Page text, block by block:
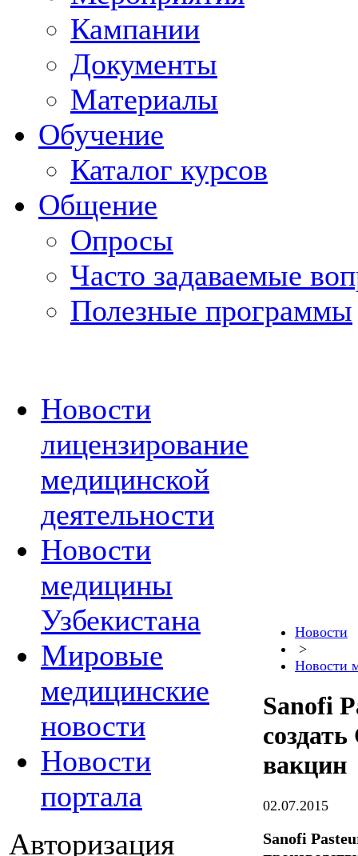
Кампании
Документы
Материалы
Обучение
Каталог курсов
Общение
Опросы
Часто задаваемые
Полезные программы
Новости
лицензирование
медицинской
деятельности
Новости
медицины
Узбекистана
Мировые
медицинские
новости
Новости
портала
Авторизация
Новости
>
Новости
Sanofi
вакцин
02.07.2015
Sanofi